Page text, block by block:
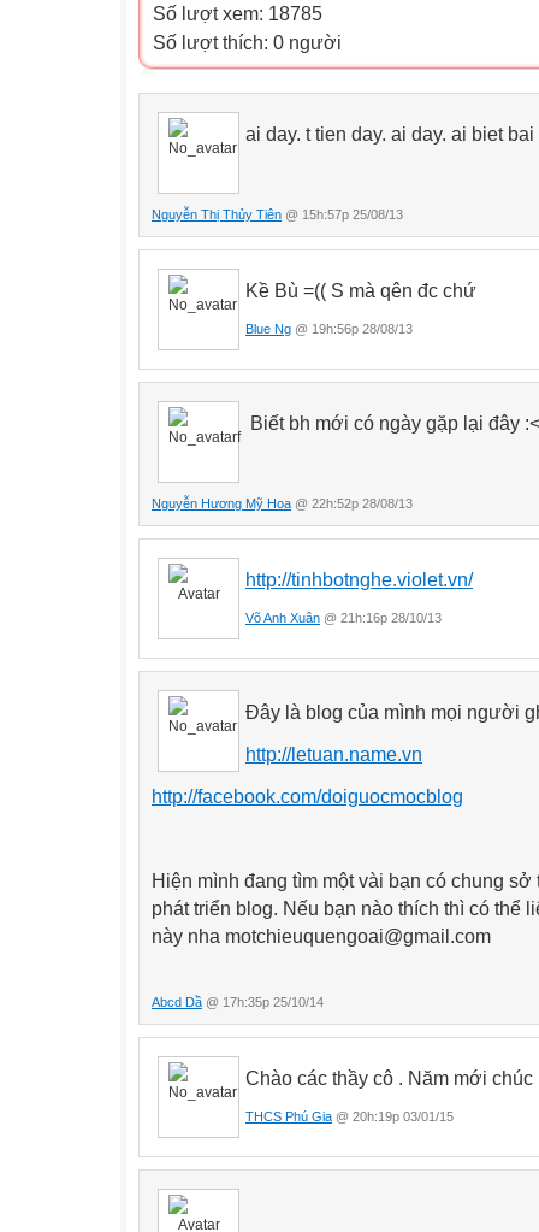
Số lượt xem: 18785
Số lượt thích: 0 người
ai day. t tien day. ai day. ai biet
Nguyễn Thị Thủy Tiên @ 15h:57p 25/08/13
Kề Bù =(( S mà qên đc chứ
Blue Ng @ 19h:56p 28/08/13
Biết bh mới có ngày gặp lại đây
Nguyễn Hương Mỹ Hoa @ 22h:52p 28/08/13
http://tinhbotnghe.violet.vn/
Võ Anh Xuân @ 21h:16p 28/10/13
Đây là blog của mình mọi người
http://letuan.name.vn
http://facebook.com/doiguocmocblog
Hiện mình đang tìm một vài bạn có chung
phát triển blog. Nếu bạn nào thích thì có thể
này nha motchieuquengoai@gmail.com
Abcd Dầ @ 17h:35p 25/10/14
Chào các thầy cô . Năm mới
THCS Phú Gia @ 20h:19p 03/01/15